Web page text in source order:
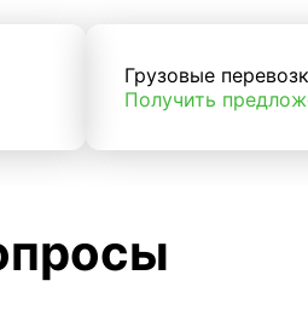
Грузовые
Получить